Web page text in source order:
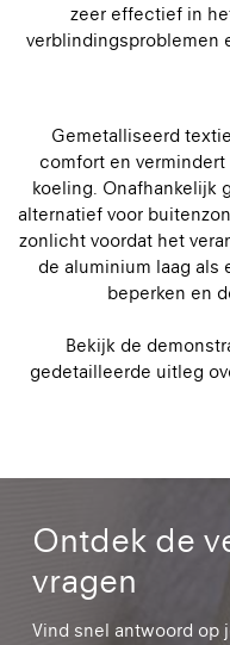
zeer effectief in
verblindingsproblemen
Gemetalliseerd
comfort en
koeling. Onafhankelijk
alternatief voor
zonlicht voordat het
de aluminium laag als
beperken en
Bekijk de
gedetailleerde uitleg
Ontdek de
vragen
Vind snel antwoord op